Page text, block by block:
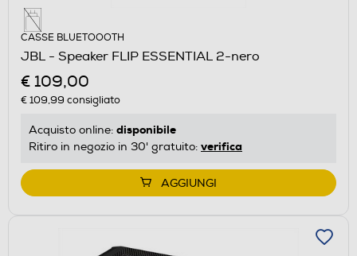
CASSE BLUETOOOTH
JBL - Speaker FLIP ESSENTIAL 2-nero
€ 109,00
€ 109,99 consigliato
Acquisto online: disponibile
Ritiro in negozio in 30' gratuito: verifica
AGGIUNGI